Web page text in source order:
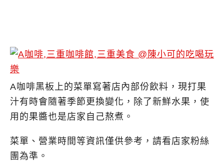
A咖啡黑板上的菜單寫著店內部份飲料，現打果
汁有時會隨著季節更換變化，除了新鮮水果，使
用的果醬也是店家自己熬煮。
菜單、營業時間等資訊僅供參考，請看店家粉絲
團為準。